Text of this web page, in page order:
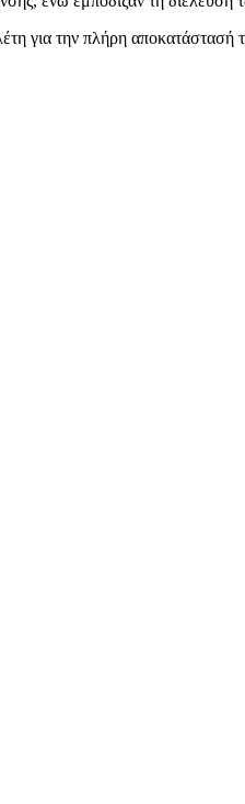
για την πλήρη αποκατάστασή